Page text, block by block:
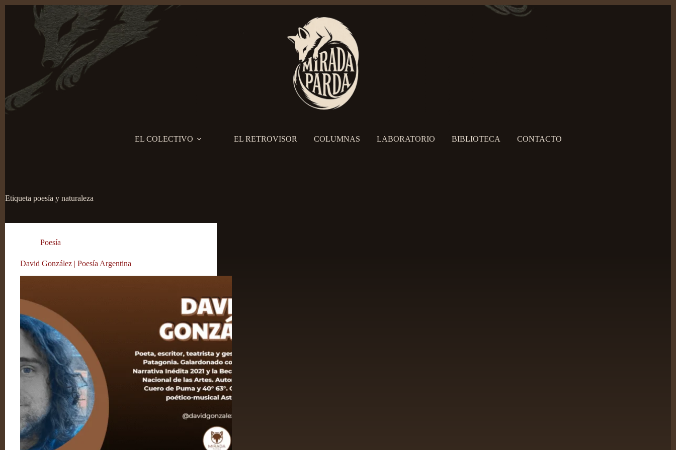
contenido
EL COLECTIVO EL RETROVISOR COLUMNAS LABORATORIO BIBLIOTECA CONTACTO
Etiqueta poesía y naturaleza
Poesía
David González | Poesía Argentina